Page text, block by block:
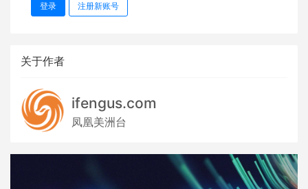
登录 注册新账号
关于作者
ifengus.com
凤凰美洲台